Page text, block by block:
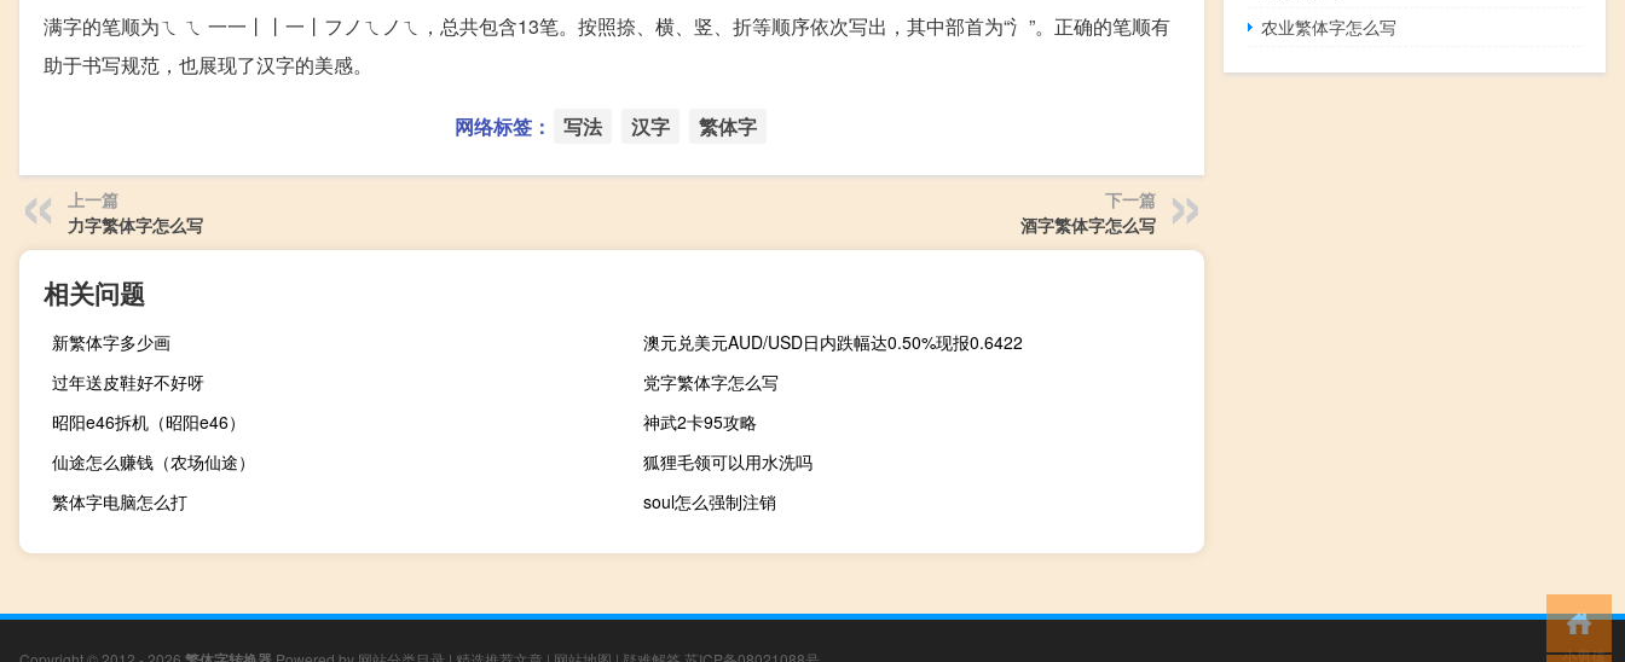
满字的笔顺为ㄟ ㄟ 一一丨丨一丨フノㄟノㄟ，总共包含13笔。按照捺、横、竖、折等顺序依次写出，其中部首为“氵”。正确的笔顺有
助于书写规范，也展现了汉字的美感。
网络标签： 写法 汉字 繁体字
上一篇
力字繁体字怎么写
下一篇
酒字繁体字怎么写
相关问题
新繁体字多少画
澳元兑美元AUD/USD日内跌幅达0.50%现报0.6422
过年送皮鞋好不好呀
党字繁体字怎么写
昭阳e46拆机（昭阳e46）
神武2卡95攻略
仙途怎么赚钱（农场仙途）
狐狸毛领可以用水洗吗
繁体字电脑怎么打
soul怎么强制注销
农业繁体字怎么写
小男孩